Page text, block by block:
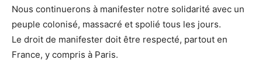
Nous continuerons à manifester notre solidarité avec un
peuple colonisé, massacré et spolié tous les jours.
Le droit de manifester doit être respecté, partout en
France, y compris à Paris.